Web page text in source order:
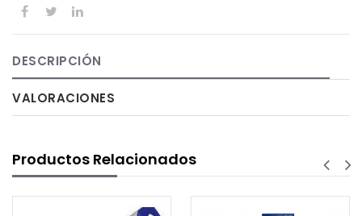
DESCRIPCIÓN
VALORACIONES
Productos Relacionados